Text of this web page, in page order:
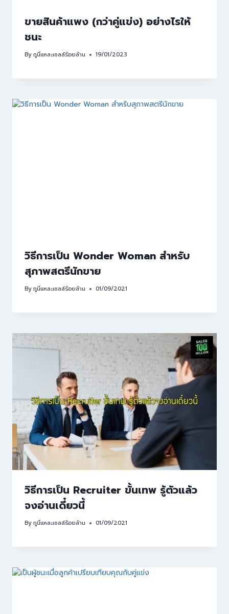
ขายสินค้าแพง (กว่าคู่แข่ง) อย่างไรให้
ชนะ
Byกูนี่แหละเซลล์ร้อยล้าน 19/01/2023
วิธีการเป็น Wonder Woman สำหรับ
สุภาพสตรีนักขาย
Byกูนี่แหละเซลล์ร้อยล้าน 01/09/2021
วิธีการเป็น Recruiter ขั้นเทพ รู้ตัวแล้ว
จงอ่านเดี๋ยวนี้
Byกูนี่แหละเซลล์ร้อยล้าน 01/09/2021